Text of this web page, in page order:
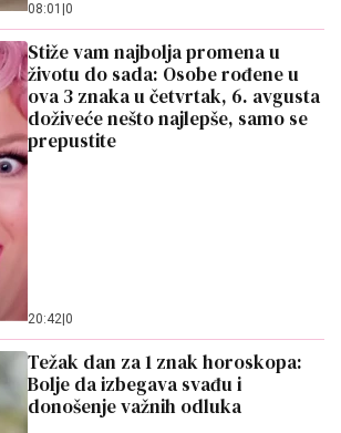
08:01 |0
Stiže vam najbolja promena u
životu do sada: Osobe rođene u
ova 3 znaka u četvrtak, 6. avgusta
doživeće nešto najlepše, samo se
prepustite
20:42|0
Težak dan za 1 znak horoskopa:
Bolje da izbegava svađu i
donošenje važnih odluka